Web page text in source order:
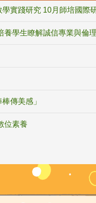
實踐研究 10月師培國際
養學生瞭解誠信專業與倫
傳美感」
位素養